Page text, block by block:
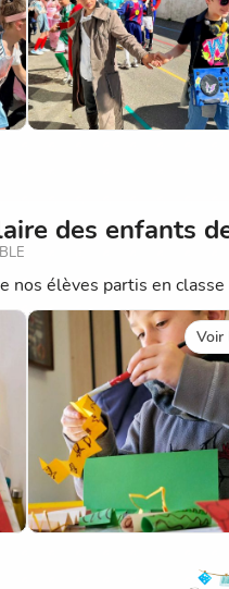
des enfants
nos élèves partis en
Voir